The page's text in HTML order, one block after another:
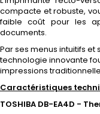
compacte et robuste,
faible coût pour les
documents.
Par ses menus intuitifs
technologie innovante
impressions
Caractéristiques
TOSHIBA DB-EA4D -